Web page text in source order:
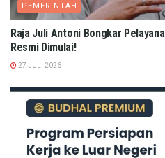
PEMERINTAH
Raja Juli Antoni Bongkar
Resmi Dimulai!
27 JULI 2026